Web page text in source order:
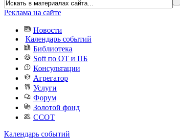
Реклама на сайте
Новости
Календарь событий
Библиотека
Soft по ОТ и ПБ
Консультации
Агрегатор
Услуги
Форум
Золотой фонд
ССОТ
Календарь событий